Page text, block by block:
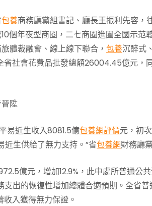
包養商務廳黨組書記、廳長王振利先容，
個年夜型商圈，二七商圈進圍全國示
體裁融會、線上線下聯合， 包養沉醉式
省社會花費品批發總額26004.45億元，
陞
易近生收入8081.5億包養網評價元，初
近生供給了無力支持。”省包養網財務廳
億元，增加12.9%，此中處所普通公
支出的恢復性增加總體合適預期。全省
收入獲得無力保證。